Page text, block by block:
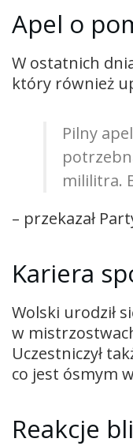
Apel o
W ostatnich
który również
Pilny
mililitra.
– przekazał
Kariera
Wolski urodził
w
Uczestniczył
co jest ósmym
Reakcje